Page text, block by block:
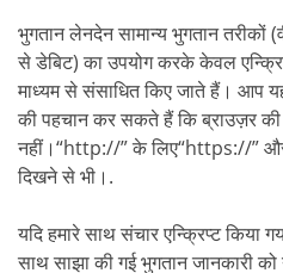
भुगतान लेनदेन सामान्य भुगतान तरीकों
से डेबिट) का उपयोग करके केवल
माध्यम से संसाधित किए जाते हैं। आप
की पहचान कर सकते हैं कि ब्राउज़र
नहीं।“http://”के लिए“https://”
दिखने से भी।.
यदि हमारे साथ संचार एन्क्रिप्ट किया
साथ साझा की गई भुगतान जानकारी को